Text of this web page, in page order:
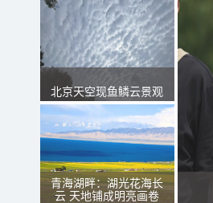
北京天空现鱼鳞云景观
青海湖畔：湖光花海长
云 天地铺成明亮画卷